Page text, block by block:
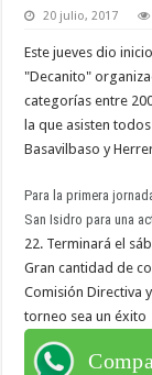
20 julio, 2017
Este jueves dio
"Decanito"
categorías entre
la que asisten
Basavilbaso y
Para la primera
San Isidro para una
22. Terminará el
Gran cantidad de
Comisión Directiva
torneo sea un éxito